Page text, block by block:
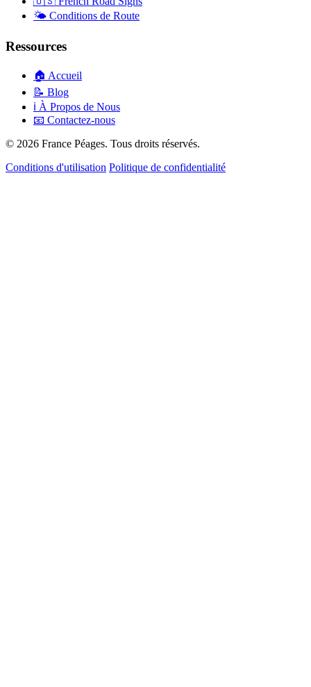
🌤️ Conditions de Route
Ressources
🏠 Accueil
📝 Blog
ℹ️ À Propos de Nous
📧 Contactez-nous
© 2026 France Péages. Tous droits réservés.
Conditions d'utilisation Politique de confidentialité